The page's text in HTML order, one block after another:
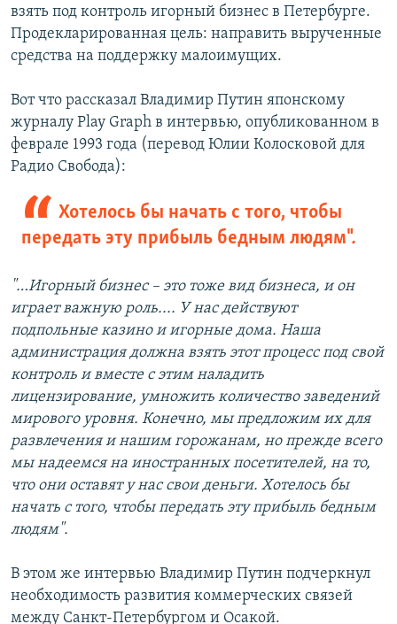
взять под контроль игорный бизнес в Петербурге.
Продекларированная цель: направить вырученные
средства на поддержку малоимущих.
Вот что рассказал Владимир Путин японскому
журналу Play Graph в интервью, опубликованном в
феврале 1993 года (перевод Юлии Колосковой для
Радио Свобода):
Хотелось бы начать с того, чтобы
передать эту прибыль бедным людям".
"…Игорный бизнес – это тоже вид бизнеса, и он
играет важную роль.... У нас действуют
подпольные казино и игорные дома. Наша
администрация должна взять этот процесс под свой
контроль и вместе с этим наладить
лицензирование, умножить количество заведений
мирового уровня. Конечно, мы предложим их для
развлечения и нашим горожанам, но прежде всего
мы надеемся на иностранных посетителей, на то,
что они оставят у нас свои деньги. Хотелось бы
начать с того, чтобы передать эту прибыль бедным
людям".
В этом же интервью Владимир Путин подчеркнул
необходимость развития коммерческих связей
между Санкт-Петербургом и Осакой.